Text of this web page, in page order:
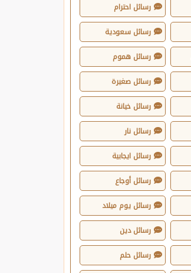
رسائل احترام
رسائل سعودية
رسائل هموم
رسائل صغيرة
رسائل خيانة
رسائل نار
رسائل ايجابية
رسائل أوجاع
رسائل يوم ميلاد
رسائل دين
رسائل حلم